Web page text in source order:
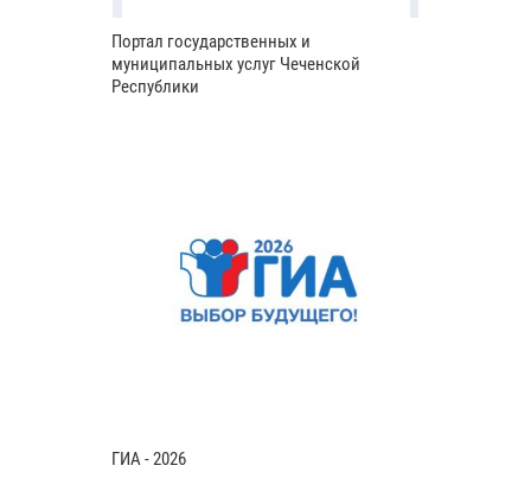
Портал государственных и
муниципальных услуг Чеченской
Республики
ГИА - 2026